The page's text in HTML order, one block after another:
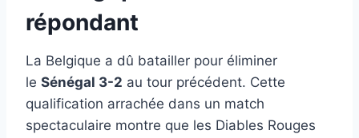
répondant
La Belgique a dû batailler pour éliminer
le Sénégal 3-2 au tour précédent. Cette
qualification arrachée dans un match
spectaculaire montre que les Diables Rouges